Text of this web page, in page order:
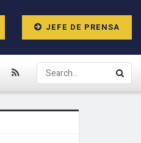
JEFE DE PRENSA